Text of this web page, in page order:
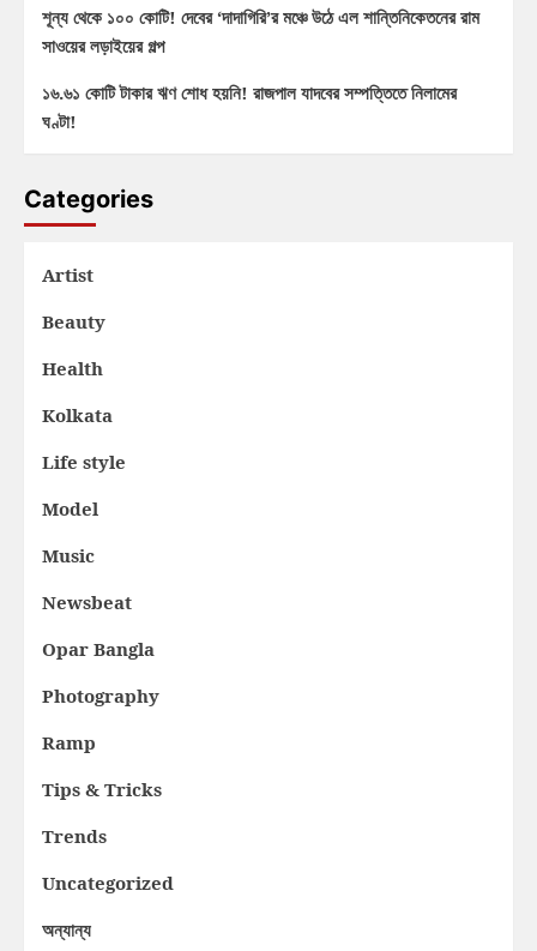
শূন্য থেকে ১০০ কোটি! দেবের ‘দাদাগিরি’র মঞ্চে উঠে এল শান্তিনিকেতনের রাম
সাওয়ের লড়াইয়ের গল্প
১৬.৬১ কোটি টাকার ঋণ শোধ হয়নি! রাজপাল যাদবের সম্পত্তিতে নিলামের
ঘণ্টা!
Categories
Artist
Beauty
Health
Kolkata
Life style
Model
Music
Newsbeat
Opar Bangla
Photography
Ramp
Tips & Tricks
Trends
Uncategorized
অন্যান্য